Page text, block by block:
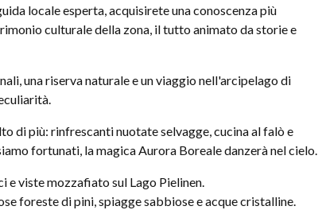
locale esperta, acquisirete una conoscenza più
culturale della zona, il tutto animato da storie e
una riserva naturale e un viaggio nell'arcipelago di
di più: rinfrescanti nuotate selvagge, cucina al falò e
fortunati, la magica Aurora Boreale danzerà nel cielo.
e viste mozzafiato sul Lago Pielinen.
foreste di pini, spiagge sabbiose e acque cristalline.